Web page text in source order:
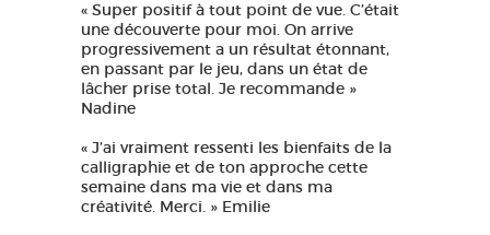
« Super positif à tout point de vue. C’était
une découverte pour moi. On arrive
progressivement a un résultat étonnant,
en passant par le jeu, dans un état de
lâcher prise total. Je recommande »
Nadine
« J’ai vraiment ressenti les bienfaits de la
calligraphie et de ton approche cette
semaine dans ma vie et dans ma
créativité. Merci. » Emilie